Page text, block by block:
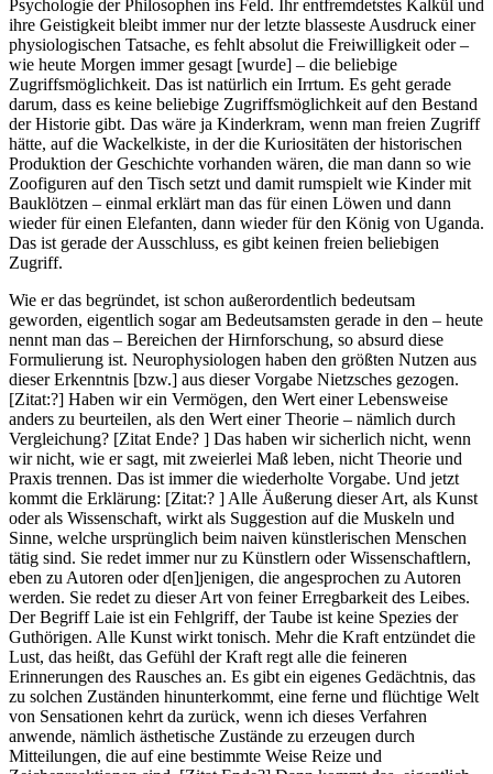
Psychologie der Philosophen ins Feld. Ihr entfremdetstes Kalkül und
ihre Geistigkeit bleibt immer nur der letzte blasseste Ausdruck einer
physiologischen Tatsache, es fehlt absolut die Freiwilligkeit oder –
wie heute Morgen immer gesagt [wurde] – die beliebige
Zugriffsmöglichkeit. Das ist natürlich ein Irrtum. Es geht gerade
darum, dass es keine beliebige Zugriffsmöglichkeit auf den Bestand
der Historie gibt. Das wäre ja Kinderkram, wenn man freien Zugriff
hätte, auf die Wackelkiste, in der die Kuriositäten der historischen
Produktion der Geschichte vorhanden wären, die man dann so wie
Zoofiguren auf den Tisch setzt und damit rumspielt wie Kinder mit
Bauklötzen – einmal erklärt man das für einen Löwen und dann
wieder für einen Elefanten, dann wieder für den König von Uganda.
Das ist gerade der Ausschluss, es gibt keinen freien beliebigen
Zugriff.
Wie er das begründet, ist schon außerordentlich bedeutsam
geworden, eigentlich sogar am Bedeutsamsten gerade in den – heute
nennt man das – Bereichen der Hirnforschung, so absurd diese
Formulierung ist. Neurophysiologen haben den größten Nutzen aus
dieser Erkenntnis [bzw.] aus dieser Vorgabe Nietzsches gezogen.
[Zitat:?] Haben wir ein Vermögen, den Wert einer Lebensweise
anders zu beurteilen, als den Wert einer Theorie – nämlich durch
Vergleichung? [Zitat Ende? ] Das haben wir sicherlich nicht, wenn
wir nicht, wie er sagt, mit zweierlei Maß leben, nicht Theorie und
Praxis trennen. Das ist immer die wiederholte Vorgabe. Und jetzt
kommt die Erklärung: [Zitat:? ] Alle Äußerung dieser Art, als Kunst
oder als Wissenschaft, wirkt als Suggestion auf die Muskeln und
Sinne, welche ursprünglich beim naiven künstlerischen Menschen
tätig sind. Sie redet immer nur zu Künstlern oder Wissenschaftlern,
eben zu Autoren oder d[en]jenigen, die angesprochen zu Autoren
werden. Sie redet zu dieser Art von feiner Erregbarkeit des Leibes.
Der Begriff Laie ist ein Fehlgriff, der Taube ist keine Spezies der
Guthörigen. Alle Kunst wirkt tonisch. Mehr die Kraft entzündet die
Lust, das heißt, das Gefühl der Kraft regt alle die feineren
Erinnerungen des Rausches an. Es gibt ein eigenes Gedächtnis, das
zu solchen Zuständen hinunterkommt, eine ferne und flüchtige Welt
von Sensationen kehrt da zurück, wenn ich dieses Verfahren
anwende, nämlich ästhetische Zustände zu erzeugen durch
Mitteilungen, die auf eine bestimmte Weise Reize und